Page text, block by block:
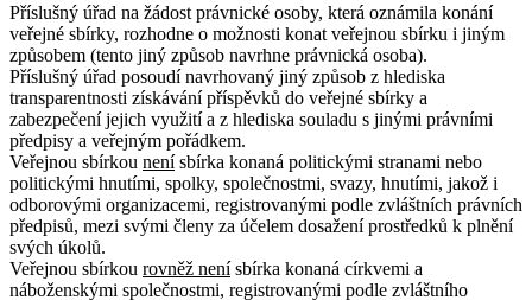
Příslušný úřad na žádost právnické osoby, která oznámila konání
veřejné sbírky, rozhodne o možnosti konat veřejnou sbírku i jiným
způsobem (tento jiný způsob navrhne právnická osoba).
Příslušný úřad posoudí navrhovaný jiný způsob z hlediska
transparentnosti získávání příspěvků do veřejné sbírky a
zabezpečení jejich využití a z hlediska souladu s jinými právními
předpisy a veřejným pořádkem.
Veřejnou sbírkou nenísbírka konaná politickými stranami nebo
politickými hnutími, spolky, společnostmi, svazy, hnutími, jakož i
odborovými organizacemi, registrovanými podle zvláštních právních
předpisů, mezi svými členy za účelem dosažení prostředků k plnění
svých úkolů.
Veřejnou sbírkou rovněž nenísbírka konaná církvemi a
náboženskými společnostmi, registrovanými podle zvláštního